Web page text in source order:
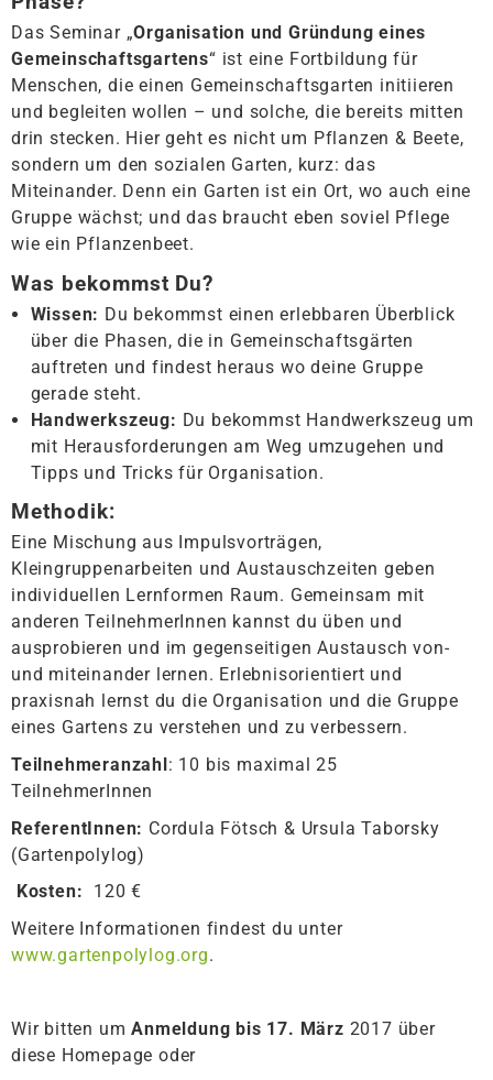
Das Seminar „Organisation und Gründung eines
Gemeinschaftsgartens“ ist eine Fortbildung für
Menschen, die einen Gemeinschaftsgarten initiieren
und begleiten wollen – und solche, die bereits mitten
drin stecken. Hier geht es nicht um Pflanzen & Beete,
sondern um den sozialen Garten, kurz: das
Miteinander. Denn ein Garten ist ein Ort, wo auch eine
Gruppe wächst; und das braucht eben soviel Pflege
wie ein Pflanzenbeet.
Was bekommst Du?
Wissen: Du bekommst einen erlebbaren Überblick
über die Phasen, die in Gemeinschaftsgärten
auftreten und findest heraus wo deine Gruppe
gerade steht.
Handwerkszeug: Du bekommst Handwerkszeug um
mit Herausforderungen am Weg umzugehen und
Tipps und Tricks für Organisation.
Methodik:
Eine Mischung aus Impulsvorträgen,
Kleingruppenarbeiten und Austauschzeiten geben
individuellen Lernformen Raum. Gemeinsam mit
anderen TeilnehmerInnen kannst du üben und
ausprobieren und im gegenseitigen Austausch von-
und miteinander lernen. Erlebnisorientiert und
praxisnah lernst du die Organisation und die Gruppe
eines Gartens zu verstehen und zu verbessern.
Teilnehmeranzahl: 10 bis maximal 25
TeilnehmerInnen
ReferentInnen: Cordula Fötsch & Ursula Taborsky
(Gartenpolylog)
Kosten: 120 €
Weitere Informationen findest du unter
www.gartenpolylog.org.
Wir bitten umAnmeldung bis 17. März 2017 über
diese Homepage oder